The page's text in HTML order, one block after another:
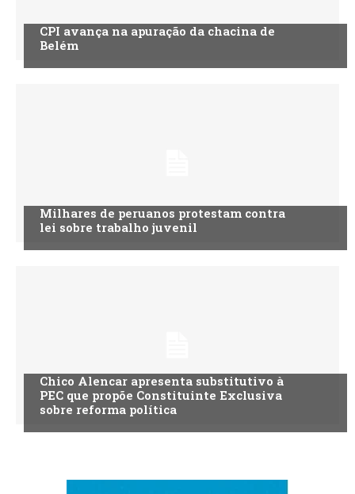
CPI avança na apuração da chacina de
Belém
Milhares de peruanos protestam contra
lei sobre trabalho juvenil
Chico Alencar apresenta substitutivo à
PEC que propõe Constituinte Exclusiva
sobre reforma política